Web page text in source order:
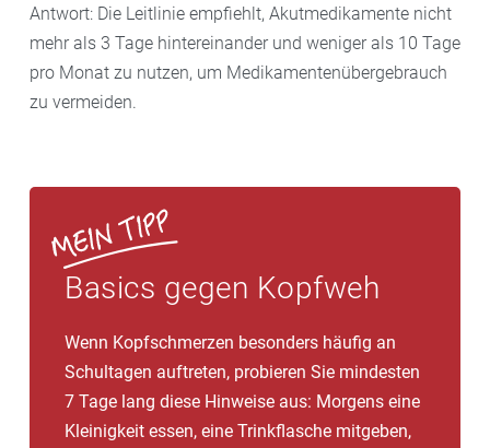
Antwort: Die Leitlinie empfiehlt, Akutmedikamente nicht
mehr als 3 Tage hintereinander und weniger als 10 Tage
pro Monat zu nutzen, um Medikamentenübergebrauch
zu vermeiden.
Basics gegen Kopfweh
Wenn Kopfschmerzen besonders häufig an
Schultagen auftreten, probieren Sie mindesten
7 Tage lang diese Hinweise aus: Morgens eine
Kleinigkeit essen, eine Trinkflasche mitgeben,